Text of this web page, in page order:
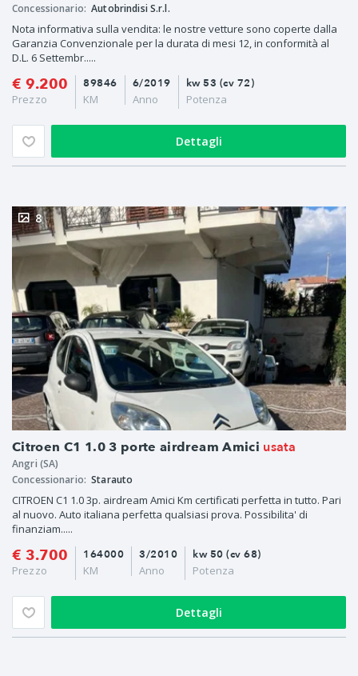
Concessionario: Autobrindisi S.r.l.
Nota informativa sulla vendita: le nostre vetture sono coperte dalla
Garanzia Convenzionale per la durata di mesi 12, in conformità al
D.L. 6 Settembr.....
€ 9.200
Prezzo
6/2019
Anno
89846
KM
kw 53 (cv 72)
Potenza
Dettagli
Citroen C1 1.0 3 porte airdream Amici usata
8
Angri (SA)
Concessionario: Starauto
CITROEN C1 1.0 3p. airdream Amici Km certificati perfetta in tutto. Pari
al nuovo. Auto italiana perfetta qualsiasi prova. Possibilita' di
finanziam.....
€ 3.700
Prezzo
3/2010
Anno
164000
KM
kw 50 (cv 68)
Potenza
Dettagli